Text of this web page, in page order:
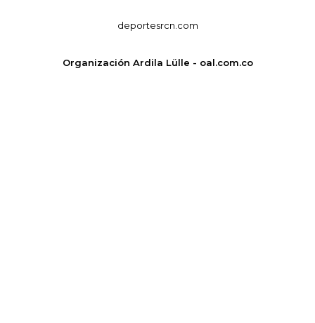
deportesrcn.com
Organización Ardila Lülle - oal.com.co